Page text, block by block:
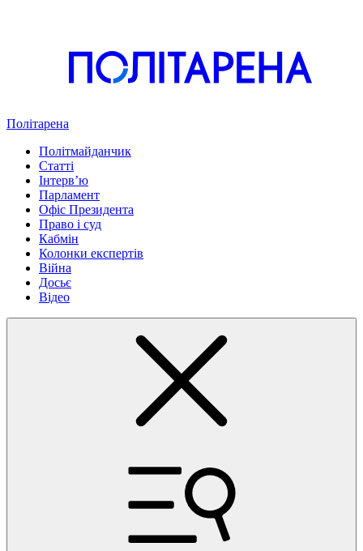
Політарена
Політмайданчик
Статті
Інтервʼю
Парламент
Офіс Президента
Право і суд
Кабмін
Колонки експертів
Війна
Досьє
Відео